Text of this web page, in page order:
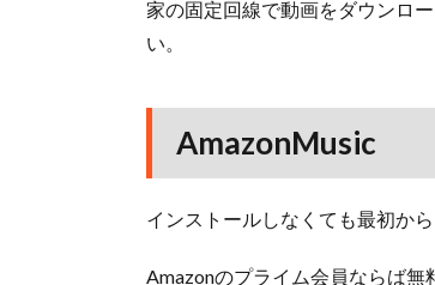
家の固定回線で動画をダウンロ
い。
AmazonMusic
インストールしなくても最初か
Amazonのプライム会員ならば無